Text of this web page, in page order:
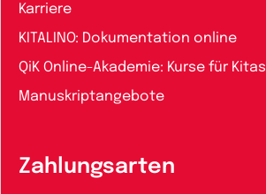
Karriere
KITALINO: Dokumentation online
QiK Online-Akademie: Kurse für Kitas
Manuskriptangebote
Zahlungsarten